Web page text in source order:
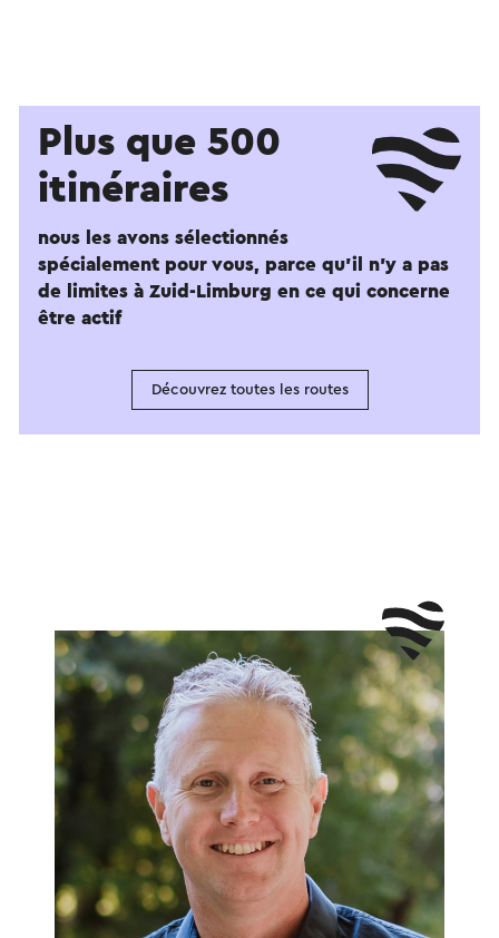
Plus que 500
itinéraires
nous les avons sélectionnés
spécialement pour vous, parce qu'il n'y a pas
de limites à Zuid-Limburg en ce qui concerne
être actif
Découvrez toutes les routes